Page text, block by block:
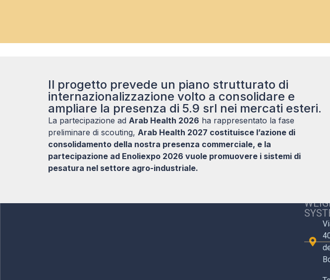
Il progetto prevede un piano strutturato di
internazionalizzazione volto a consolidare e
ampliare la presenza di 5.9 srl nei mercati esteri.
La partecipazione ad Arab Health 2026 ha rappresentato la fase
preliminare di scouting, Arab Health 2027 costituisce l’azione di
consolidamento della nostra presenza commerciale, e la
partecipazione ad Enoliexpo 2026 vuole promuovere i sistemi di
pesatura nel settore agro-industriale.